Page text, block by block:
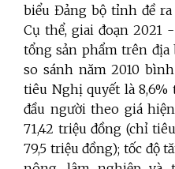
biểu Đảng bộ tỉnh đề
Cụ thể, giai đoạn 2021
tổng sản phẩm trên địa
so sánh năm 2010
tiêu Nghị quyết là 8,6%
đầu người theo giá
71,42 triệu đồng (chỉ
79,5 triệu đồng); tốc độ